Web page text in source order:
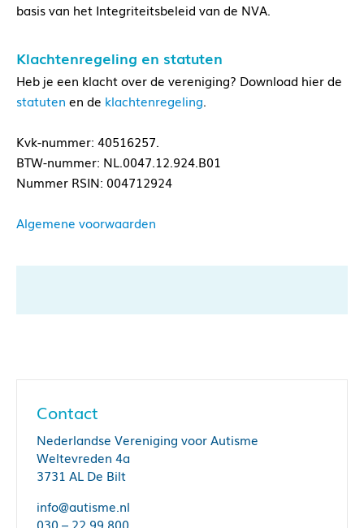
basis van het Integriteitsbeleid van de NVA.
Klachtenregeling en statuten
Heb je een klacht over de vereniging? Download hier de
statuten en de klachtenregeling.
Kvk-nummer: 40516257.
BTW-nummer: NL.0047.12.924.B01
Nummer RSIN: 004712924
Algemene voorwaarden
Contact
Nederlandse Vereniging voor Autisme
Weltevreden 4a
3731 AL De Bilt
info@autisme.nl
030 – 22 99 800